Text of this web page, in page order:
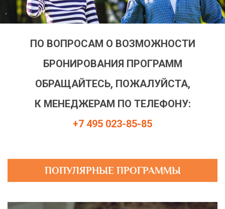
ПО ВОПРОСАМ О ВОЗМОЖНОСТИ
БРОНИРОВАНИЯ ПРОГРАММ
ОБРАЩАЙТЕСЬ, ПОЖАЛУЙСТА,
К МЕНЕДЖЕРАМ ПО ТЕЛЕФОНУ:
+7 495 023-85-85
ПОПУЛЯРНЫЕ ПРОГРАММЫ